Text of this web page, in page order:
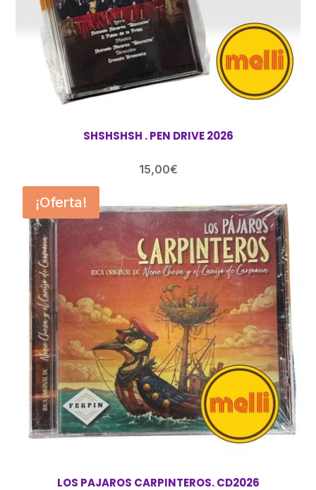
SHSHSHSH . PEN DRIVE 2026
15,00€
¡Oferta!
LOS PAJAROS CARPINTEROS. CD2026